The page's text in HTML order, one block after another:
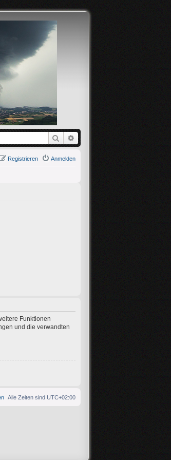
Suche
Anmelden
Registrieren
Funktionen
und die verwandten
Alle Zeiten sind UTC+02:00